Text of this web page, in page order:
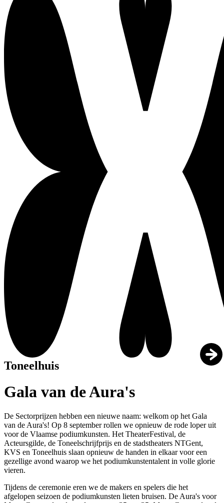
Toneelhuis
Gala van de Aura's
De Sectorprijzen hebben een nieuwe naam: welkom op het Gala
van de Aura's! Op 8 september rollen we opnieuw de rode loper uit
voor de Vlaamse podiumkunsten. Het TheaterFestival, de
Acteursgilde, de Toneelschrijfprijs en de stadstheaters NTGent,
KVS en Toneelhuis slaan opnieuw de handen in elkaar voor een
gezellige avond waarop we het podiumkunstentalent in volle glorie
vieren.
Tijdens de ceremonie eren we de makers en spelers die het
afgelopen seizoen de podiumkunsten lieten bruisen. De Aura's voor